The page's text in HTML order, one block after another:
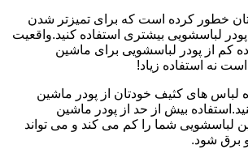
خطور کرده است که برای تمیزتر شدن
لباسشویی بیشتری استفاده کنید.واقعیت
کم از پودر لباسشویی برای ماشین
نه استفاده زیاد!
لباس های کثیف خودتان از پودر ماشین
بیش از حد از پودر ماشین
لباسشویی شما را کم می کند و می تواند
برق شود.